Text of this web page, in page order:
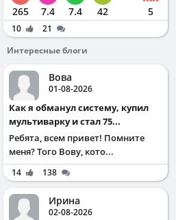
265 7.4 7.4 42 5
10
21
Интересные блоги
Вова
01-08-2026
Как я обманул систему, купил
мультиварку и стал 75...
Ребята, всем привет! Помните
меня? Того Вову, кото...
14 138
Ирина
02-08-2026